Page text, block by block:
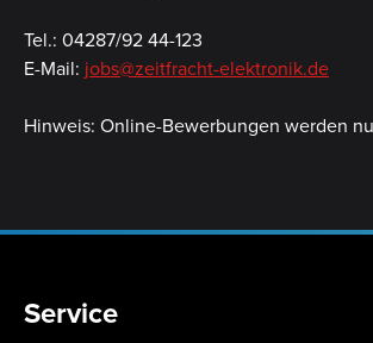
Tel.: 04287/92 44-123
E-Mail: jobs@zeitfracht-elektronik.de
Hinweis: Online-Bewerbungen werden
Service